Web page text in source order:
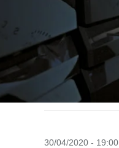
30/04/2020 - 19:00